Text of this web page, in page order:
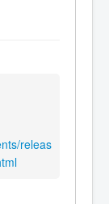
releas